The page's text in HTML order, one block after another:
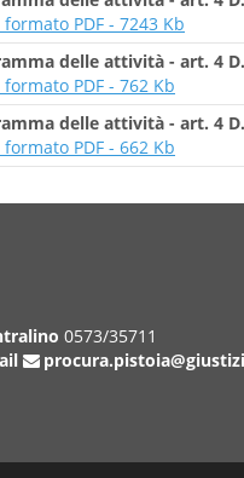
PDF - 7243 Kb
delle attività - art. 4
PDF - 762 Kb
delle attività - art. 4
PDF - 662 Kb
0573/35711